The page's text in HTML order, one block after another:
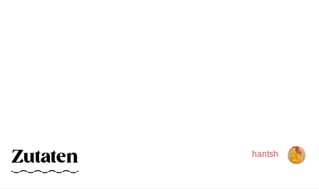
hantsh
Zutaten